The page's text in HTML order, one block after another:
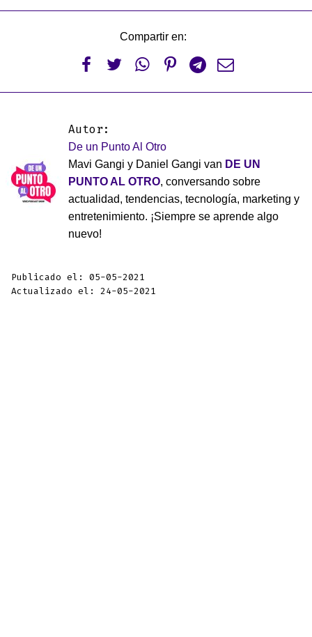
Compartir en:
     
Autor:
De un Punto Al Otro
Mavi Gangi y Daniel Gangi van DE UN
PUNTO AL OTRO, conversando sobre
actualidad, tendencias, tecnología, marketing y
entretenimiento. ¡Siempre se aprende algo
nuevo!
Publicado el: 05-05-2021
Actualizado el: 24-05-2021